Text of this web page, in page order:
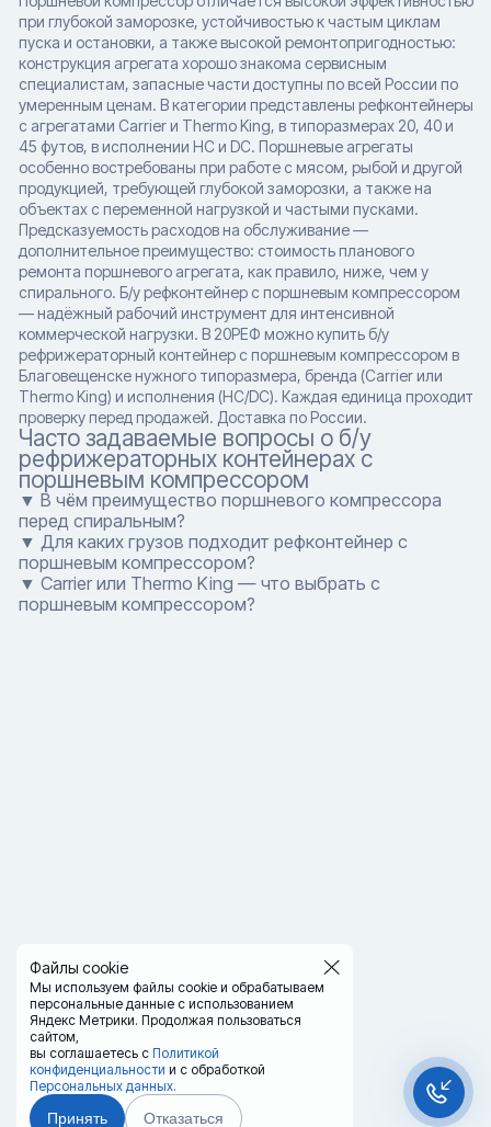
Файлы cookie
Мы используем файлы cookie и обрабатываем
персональные данные с использованием
Яндекс Метрики. Продолжая пользоваться
сайтом,
вы соглашаетесь с Политикой
конфиденциальности и с обработкой
Персональных данных.
Принять Отказаться
при глубокой заморозке, устойчивостью к частым циклам
пуска и остановки, а также высокой ремонтопригодностью:
конструкция агрегата хорошо знакома сервисным
специалистам, запасные части доступны по всей России по
умеренным ценам. В категории представлены рефконтейнеры
с агрегатами Carrier и Thermo King, в типоразмерах 20, 40 и
45 футов, в исполнении HC и DC. Поршневые агрегаты
особенно востребованы при работе с мясом, рыбой и другой
продукцией, требующей глубокой заморозки, а также на
объектах с переменной нагрузкой и частыми пусками.
Предсказуемость расходов на обслуживание —
дополнительное преимущество: стоимость планового
ремонта поршневого агрегата, как правило, ниже, чем у
спирального. Б/у рефконтейнер с поршневым компрессором
— надёжный рабочий инструмент для интенсивной
коммерческой нагрузки. В 20РЕФ можно купить б/у
рефрижераторный контейнер с поршневым компрессором в
Благовещенске нужного типоразмера, бренда (Carrier или
Thermo King) и исполнения (HC/DC). Каждая единица проходит
проверку перед продажей. Доставка по России.
Часто задаваемые вопросы о б/у
рефрижераторных контейнерах с
поршневым компрессором
▼ В чём преимущество поршневого компрессора
перед спиральным?
▼ Для каких грузов подходит рефконтейнер с
поршневым компрессором?
▼ Carrier или Thermo King — что выбрать с
поршневым компрессором?